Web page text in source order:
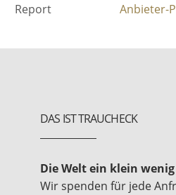
Report Anbieter-
DAS IST TRAUCHECK
Die Welt ein klein
Wir spenden für jede